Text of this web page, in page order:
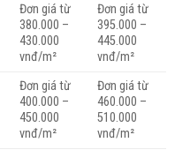
Đơn giá từ
380.000 –
430.000
vnđ/m²
Đơn giá từ
395.000 –
445.000
vnđ/m²
Đơn giá từ
400.000 –
450.000
vnđ/m²
Đơn giá từ
460.000 –
510.000
vnđ/m²